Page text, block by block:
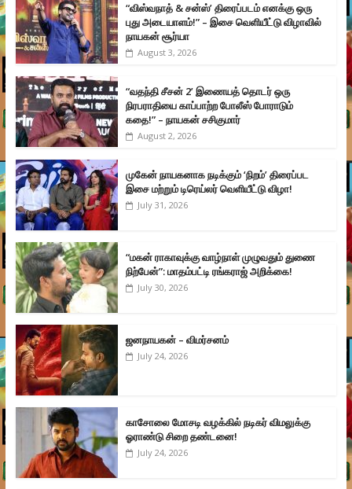
“விஸ்வநாத் & சன்ஸ்’ திரைப்படம் எனக்கு ஒரு
புது அடையாளம்!” – இசை வெளியீட்டு விழாவில்
நாயகன் சூர்யா
August 3, 2026
“வதந்தி சீசன் 2’ இணையத் தொடர் ஒரு
நிரபராதியை காப்பாற்ற போலீஸ் போராடும்
கதை!” – நாயகன் சசிகுமார்
August 2, 2026
முகேன் நாயகனாக நடிக்கும் ‘நிறம்’ திரைப்பட
இசை மற்றும் டிரெய்லர் வெளியீட்டு விழா!
July 31, 2026
“மகன் ராகாவுக்கு வாழ்நாள் முழுவதும் துணை
நிற்பேன்”: மாதம்பட்டி ரங்கராஜ் அறிக்கை!
July 30, 2026
ஜனநாயகன் – விமர்சனம்
July 24, 2026
காசோலை மோசடி வழக்கில் நடிகர் விமலுக்கு
ஓராண்டு சிறை தண்டனை!
July 24, 2026